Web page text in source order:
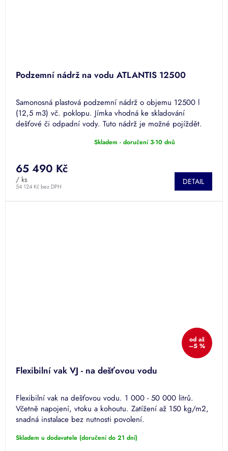
Podzemní nádrž na vodu ATLANTIS 12500
Samonosná plastová podzemní nádrž o objemu 12500 l
(12,5 m3) vč. poklopu. Jímka vhodná ke skladování
dešťové či odpadní vody. Tuto nádrž je možné pojíždět.
produktu
je
5,0
z
Skladem - doručení 3-10 dnů
54 124 Kč bez DPH
65 490 Kč
/ ks DETAIL
od až
–5 %
Flexibilní vak VJ - na dešťovou vodu
Flexibilní vak na dešťovou vodu. 1 000 - 50 000 litrů.
Včetně napojení, vtoku a kohoutu. Zatížení až 150 kg/m2,
snadná instalace bez nutnosti povolení.
Skladem u dodavatele (doručení do 21 dní)